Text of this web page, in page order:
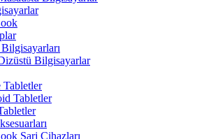
Bilgisayarlar
Tabletler
Tabletler
Şarj Cihazları